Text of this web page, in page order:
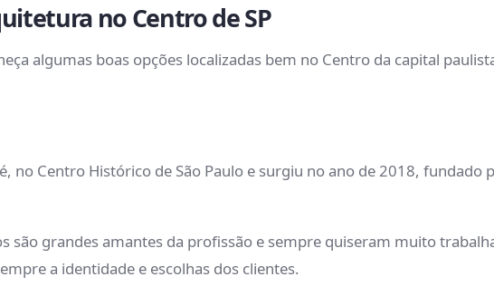
no Centro de SP
algumas boas opções localizadas bem no Centro da capital
no Centro Histórico de São Paulo e surgiu no ano de 2018,
são grandes amantes da profissão e sempre quiseram muito
a identidade e escolhas dos clientes.